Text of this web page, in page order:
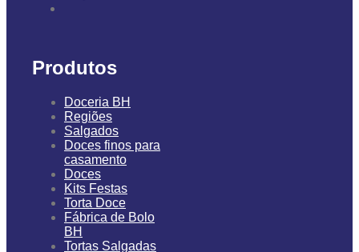
Produtos
Doceria BH
Regiões
Salgados
Doces finos para
casamento
Doces
Kits Festas
Torta Doce
Fábrica de Bolo
BH
Tortas Salgadas